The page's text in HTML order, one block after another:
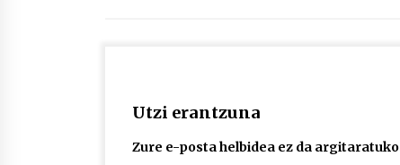
Utzi erantzuna
Zure e-posta helbidea ez da